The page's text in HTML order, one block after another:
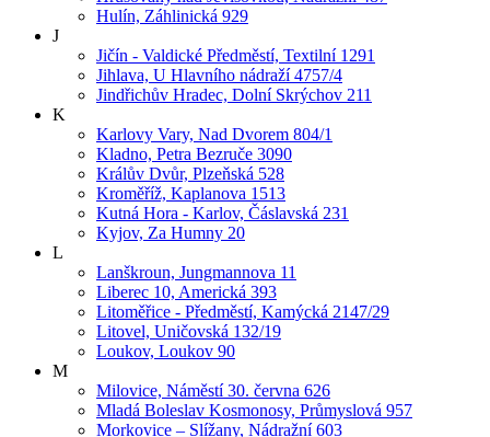
Hulín, Záhlinická 929
J
Jičín - Valdické Předměstí, Textilní 1291
Jihlava, U Hlavního nádraží 4757/4
Jindřichův Hradec, Dolní Skrýchov 211
K
Karlovy Vary, Nad Dvorem 804/1
Kladno, Petra Bezruče 3090
Králův Dvůr, Plzeňská 528
Kroměříž, Kaplanova 1513
Kutná Hora - Karlov, Čáslavská 231
Kyjov, Za Humny 20
L
Lanškroun, Jungmannova 11
Liberec 10, Americká 393
Litoměřice - Předměstí, Kamýcká 2147/29
Litovel, Uničovská 132/19
Loukov, Loukov 90
M
Milovice, Náměstí 30. června 626
Mladá Boleslav Kosmonosy, Průmyslová 957
Morkovice – Slížany, Nádražní 603